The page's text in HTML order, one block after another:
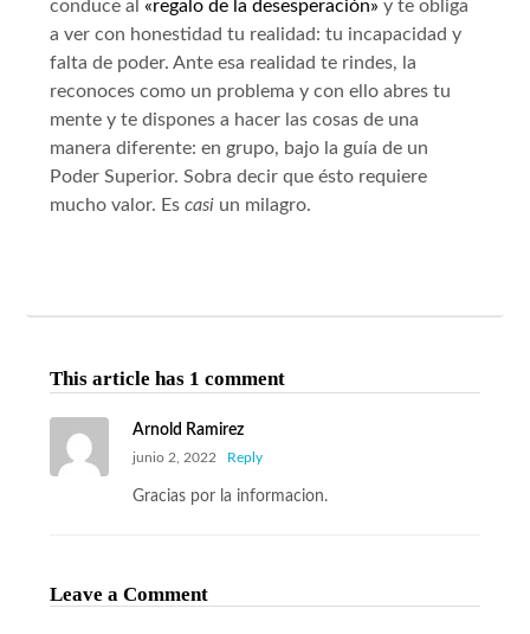
conduce al
«regalo de la desesperación»y te obliga
a ver con honestidad tu realidad: tu incapacidad y
falta de poder. Ante esa realidad te rindes, la
reconoces como un problema y con ello abres tu
mente y te dispones a hacer las cosas de una
manera diferente: en grupo, bajo la guía de un
Poder Superior. Sobra decir que ésto requiere
mucho valor. Escasi un milagro.
This article has 1 comment
Arnold Ramirez
junio 2, 2022 Reply
Gracias por la informacion.
Leave a Comment